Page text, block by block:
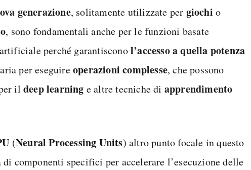
generazione, solitamente utilizzate per giochi o
, sono fondamentali anche per le funzioni basate
perché garantisconol’accesso a quella potenza
per eseguireoperazioni complesse, che possono
il deep learning e altre tecniche di apprendimento
(NeuralProcessing Units) altro punto focale in questo
componenti specifici per accelerare l’esecuzione delle